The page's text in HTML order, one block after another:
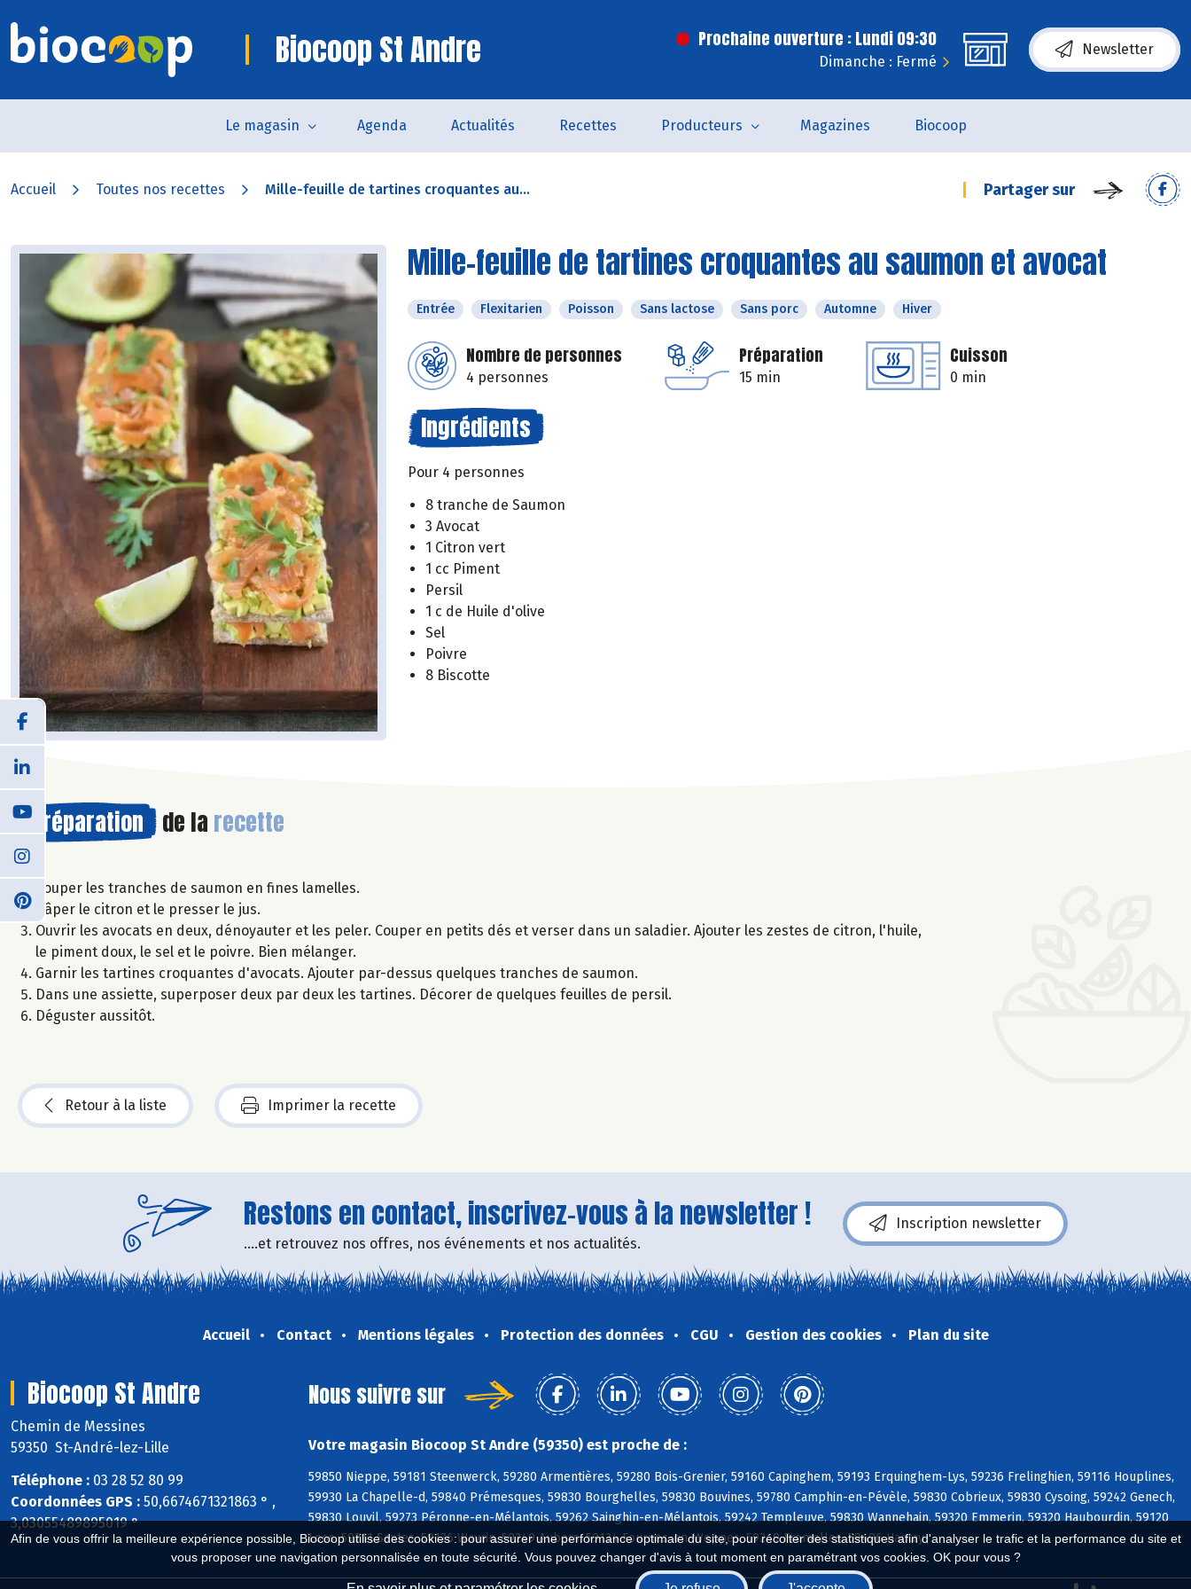
Afin de vous offrir la meilleure expérience possible, Biocoop utilise des cookies : pour assurer une performance optimale du site, pour récolter des statistiques afin d'analyser le trafic et la performance du site et
vous proposer une navigation personnalisée en toute sécurité. Vous pouvez changer d'avis à tout moment en paramétrant vos cookies. OK pour vous ?
Biocoop St Andre Prochaine ouverture : Lundi 09:30
Dimanche : Fermé
Newsletter
Le magasin Agenda Actualités Recettes Producteurs Magazines Biocoop
Accueil Toutes nos recettes Mille-feuille de tartines croquantes au... Partager sur
Mille-feuille de tartines croquantes au saumon et avocat
Entrée Flexitarien Poisson Sans lactose Sans porc Automne Hiver
Nombre de personnes
4 personnes
Préparation
15 min
Cuisson
0 min
Ingrédients
Pour 4 personnes
8 tranche de Saumon
3 Avocat
1 Citron vert
1 cc Piment
Persil
1 c de Huile d'olive
Sel
Poivre
8 Biscotte
Préparation de la recette
Couper les tranches de saumon en fines lamelles.
Râper le citron et le presser le jus.
Ouvrir les avocats en deux, dénoyauter et les peler. Couper en petits dés et verser dans un saladier. Ajouter les zestes de citron, l'huile,
le piment doux, le sel et le poivre. Bien mélanger.
Garnir les tartines croquantes d'avocats. Ajouter par-dessus quelques tranches de saumon.
Dans une assiette, superposer deux par deux les tartines. Décorer de quelques feuilles de persil.
Déguster aussitôt.
Retour à la liste Imprimer la recette
Restons en contact, inscrivez-vous à la newsletter !
....et retrouvez nos offres, nos événements et nos actualités.
Inscription newsletter
Accueil Contact Mentions légales Protection des données CGU Gestion des cookies Plan du site
Biocoop St Andre
Chemin de Messines
59350 St-André-lez-Lille
Téléphone : 03 28 52 80 99
Coordonnées GPS : 50,6674671321863 ° ,
3,03055489895019 °
Nous suivre sur
Votre magasin Biocoop St Andre (59350) est proche de :
59850 Nieppe, 59181 Steenwerck, 59280 Armentières, 59280 Bois-Grenier, 59160 Capinghem, 59193 Erquinghem-Lys, 59236 Frelinghien, 59116 Houplines,
59930 La Chapelle-d, 59840 Prémesques, 59830 Bourghelles, 59830 Bouvines, 59780 Camphin-en-Pévèle, 59830 Cobrieux, 59830 Cysoing, 59242 Genech,
59830 Louvil, 59273 Péronne-en-Mélantois, 59262 Sainghin-en-Mélantois, 59242 Templeuve, 59830 Wannehain, 59320 Emmerin, 59320 Haubourdin, 59120
Loos, 59211 Santes, 59136 Wavrin, 59249 Aubers, 59134 Fournes-en-Weppes, 59249 Fromelles, 59496 Hantay